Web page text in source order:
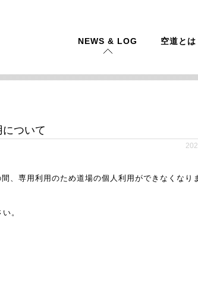
NEWS & LOG 空道とは
ついて
、専用利用のため道場の個人利用ができなくなり
。